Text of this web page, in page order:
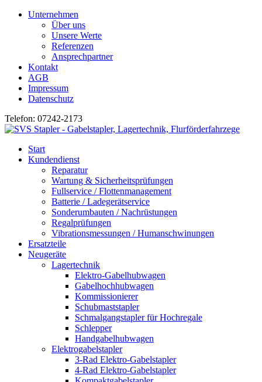
Unternehmen
Über uns
Unsere Werte
Referenzen
Ansprechpartner
Kontakt
AGB
Impressum
Datenschutz
Telefon: 07242-2173
Start
Kundendienst
Reparatur
Wartung & Sicherheitsprüfungen
Fullservice / Flottenmanagement
Batterie / Ladegerätservice
Sonderumbauten / Nachrüstungen
Regalprüfungen
Vibrationsmessungen / Humanschwinungen
Ersatzteile
Neugeräte
Lagertechnik
Elektro-Gabelhubwagen
Gabelhochhubwagen
Kommissionierer
Schubmaststapler
Schmalgangstapler für Hochregale
Schlepper
Handgabelhubwagen
Elektrogabelstapler
3-Rad Elektro-Gabelstapler
4-Rad Elektro-Gabelstapler